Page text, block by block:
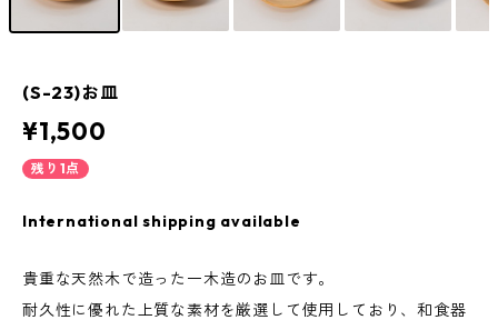
(S-23)お皿
¥1,500
残り1点
International shipping available
貴重な天然木で造った一木造のお皿です。
耐久性に優れた上質な素材を厳選して使用しており、和食器